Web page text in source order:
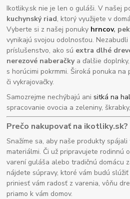
Ikotliky.sk nie je len o guláši. V našej
kuchynský riad, ktorý využijete v
Vyberte si z našej ponuky hrncov,
vynikajú svojou odolnosťou.
príslušenstvo, ako sú extra dlhé
nerezové naberačkya ďalšie
s horúcimi pokrmmi. Široká ponuka na
či vykrajovačky.
Samozrejme nechýbajú anisitká na
spracovanie ovocia a zeleniny,
Prečo nakupovať na ikotliky.sk?
Snažíme sa, aby naše produkty
materiálmi. Či už pripravujete rodinnú
varení guláša alebo tradičnú domácu
nájdete súpravy, ktoré vám budú
priniesť vám radosť z varenia, vôňu
priamo k vám domov.